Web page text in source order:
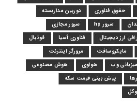
حقوق فناوری
دوربین مداربسته
سرور hp
سرور مجازی
ارز دیجیتال فناوری آسیا
فوتبال
مایکروسافت
مرورگر اینترنت
میزبانی وب هواوی
هوش مصنوعی
پیش بینی قیمت سکه